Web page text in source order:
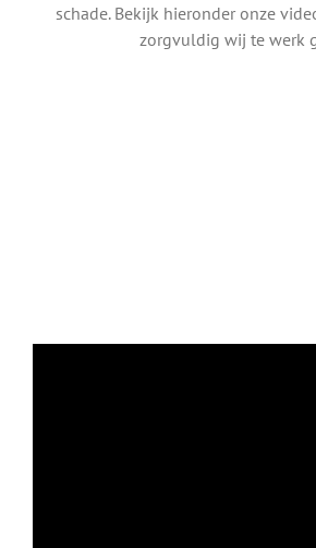
schade. Bekijk hieronder onze
zorgvuldig wij te werk